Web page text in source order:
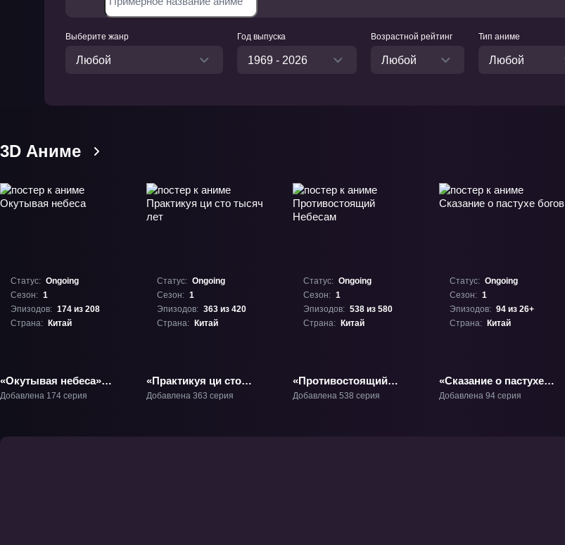
Выберите жанр
Любой
Год выпуска
1969 - 2026
Возрастной рейтинг
Любой
Тип аниме
Любой
3D Аниме
Статус: Ongoing
Сезон: 1
Эпизодов: 174 из 208
Страна:
Китай
«Окутывая небеса»
ТВ-1
Добавлена 174 серия
Статус: Ongoing
Сезон: 1
Эпизодов: 363 из 420
Страна:
Китай
«Практикуя ци сто
тысяч лет» ТВ-1
Добавлена 363 серия
Статус: Ongoing
Сезон: 1
Эпизодов: 538 из 580
Страна:
Китай
«Противостоящий
Небесам» ТВ-1
Добавлена 538 серия
Статус: Ongoing
Сезон: 1
Эпизодов: 94 из 26+
Страна:
Китай
«Сказание о пастухе
богов» ТВ-1
Добавлена 94 серия